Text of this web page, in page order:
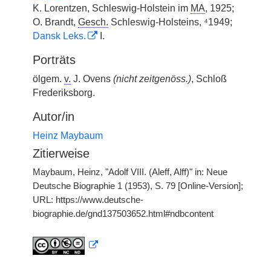
K. Lorentzen, Schleswig-Holstein im MA, 1925;
O. Brandt, Gesch. Schleswig-Holsteins, ⁴1949;
Dansk Leks.
I.
Porträts
ölgem. v. J. Ovens (nicht zeitgenöss.), Schloß
Frederiksborg.
Autor/in
Heinz Maybaum
Zitierweise
Maybaum, Heinz, "Adolf VIII. (Aleff, Alff)" in: Neue
Deutsche Biographie 1 (1953), S. 79 [Online-Version];
URL: https://www.deutsche-
biographie.de/gnd137503652.html#ndbcontent